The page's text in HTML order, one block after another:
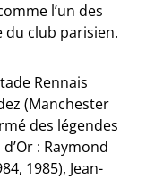
l’un des
club parisien.
Rennais
(Manchester
des légendes
: Raymond
1985), Jean-